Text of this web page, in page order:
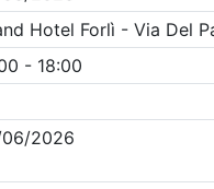
qui - espandi la